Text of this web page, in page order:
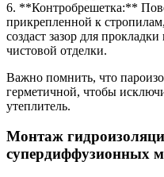
6. **Контробрешетка:**
прикрепленной к
создаст зазор для
чистовой отделки.
Важно помнить, что
герметичной, чтобы
утеплитель.
Монтаж
супердиффузионных